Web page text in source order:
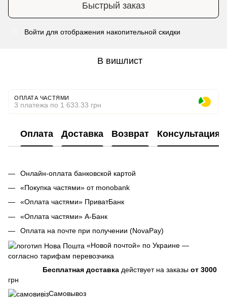
Быстрый заказ
Войти для отображения накопительной скидки
В вишлист
ОПЛАТА ЧАСТЯМИ
3 платежа по 1 633.33 грн
Оплата Доставка Возврат Консультация
Онлайн-оплата банковской картой
«Покупка частями» от monobank
«Оплата частями» ПриватБанк
«Оплата частями» А-Банк
Оплата на почте при получении (NovaPay)
«Новой почтой» по Украине —
согласно тарифам перевозчика
Бесплатная доставка действует на заказы от 3000
грн
Самовывоз